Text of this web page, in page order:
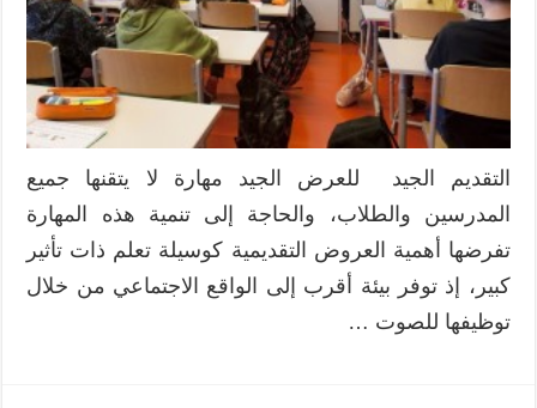
التقديم الجيد للعرض الجيد مهارة لا يتقنها جميع
المدرسين والطلاب، والحاجة إلى تنمية هذه المهارة
تفرضها أهمية العروض التقديمية كوسيلة تعلم ذات تأثير
كبير، إذ توفر بيئة أقرب إلى الواقع الاجتماعي من خلال
توظيفها للصوت …